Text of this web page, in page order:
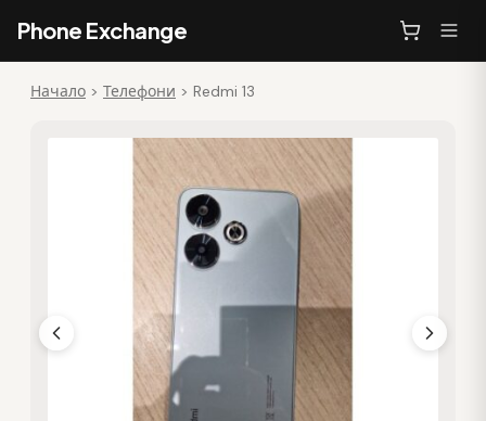
Phone Exchange
Начало > Телефони > Redmi 13